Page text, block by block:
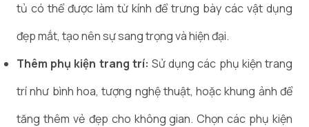
tủ có thể được làm từ kính để trưng bày các vật dụng
đẹp mắt, tạo nên sự sang trọng và hiện đại.
Thêm phụ kiện trang trí: Sử dụng các phụ kiện trang
trí như bình hoa, tượng nghệ thuật, hoặc khung ảnh để
tăng thêm vẻ đẹp cho không gian. Chọn các phụ kiện